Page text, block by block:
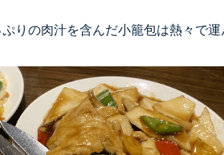
りの肉汁を含んだ小籠包は熱々で